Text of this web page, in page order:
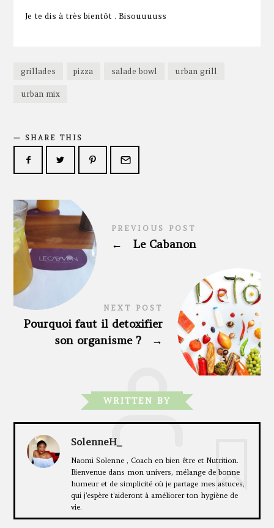
Je te dis à très bientôt . Bisouuuuss
grillades pizza salade bowl urban grill
urban mix
SHARE THIS
PREVIOUS POST
← Le Cabanon
NEXT POST
Pourquoi faut il detoxifier
son organisme ?
→
WRITTEN BY
SolenneH_
Naomi Solenne , Coach en bien être et Nutrition.
Bienvenue dans mon univers, mélange de bonne
humeur et de simplicité où je partage mes astuces,
qui j'espère t'aideront à améliorer ton hygiène de
vie.